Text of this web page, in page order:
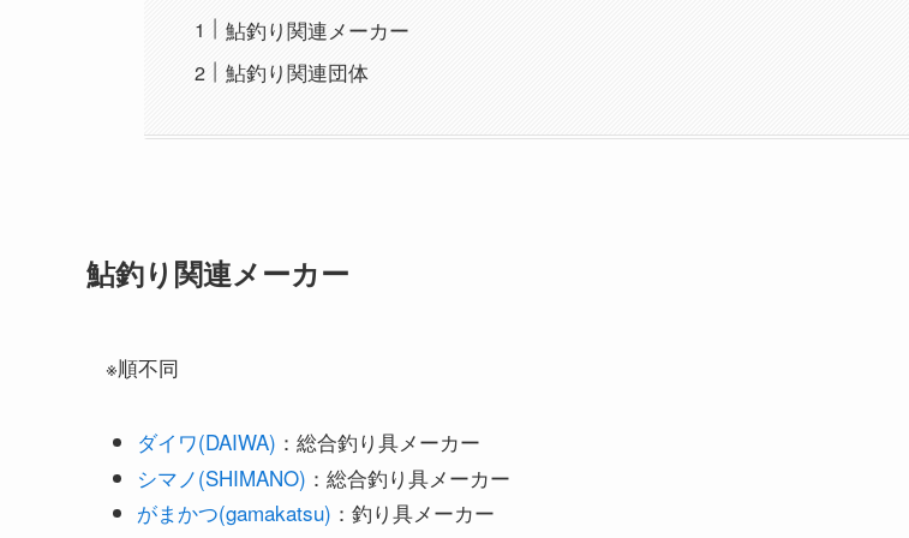
鮎釣り関連メーカー
鮎釣り関連団体
鮎釣り関連メーカー
※順不同
ダイワ(DAIWA) ：総合釣り具メーカー
シマノ(SHIMANO) ：総合釣り具メーカー
がまかつ(gamakatsu) ：釣り具メーカー